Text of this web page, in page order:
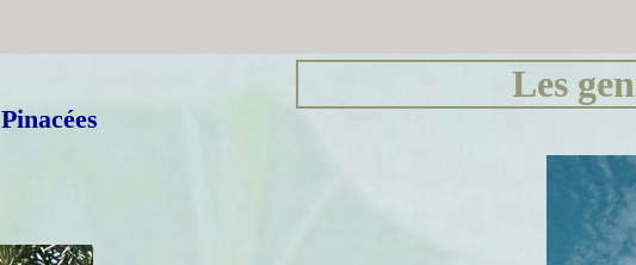
Pinacées
Les